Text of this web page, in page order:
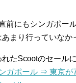
前にもシンガポー
あまり行っていなか
たScootのセール
ガポール ⇒ 東京が